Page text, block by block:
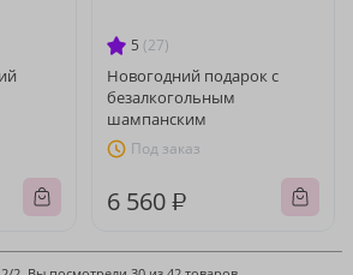
5 (27)
Новогодний подарок с
безалкогольным
шампанским
Под заказ
6 560 ₽